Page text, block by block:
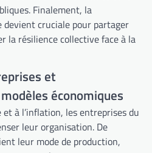
Finalement, la
cruciale pour partager
la résilience collective face à la
et
économiques
à l’inflation, les entreprises du
leur organisation. De
leur mode de production,